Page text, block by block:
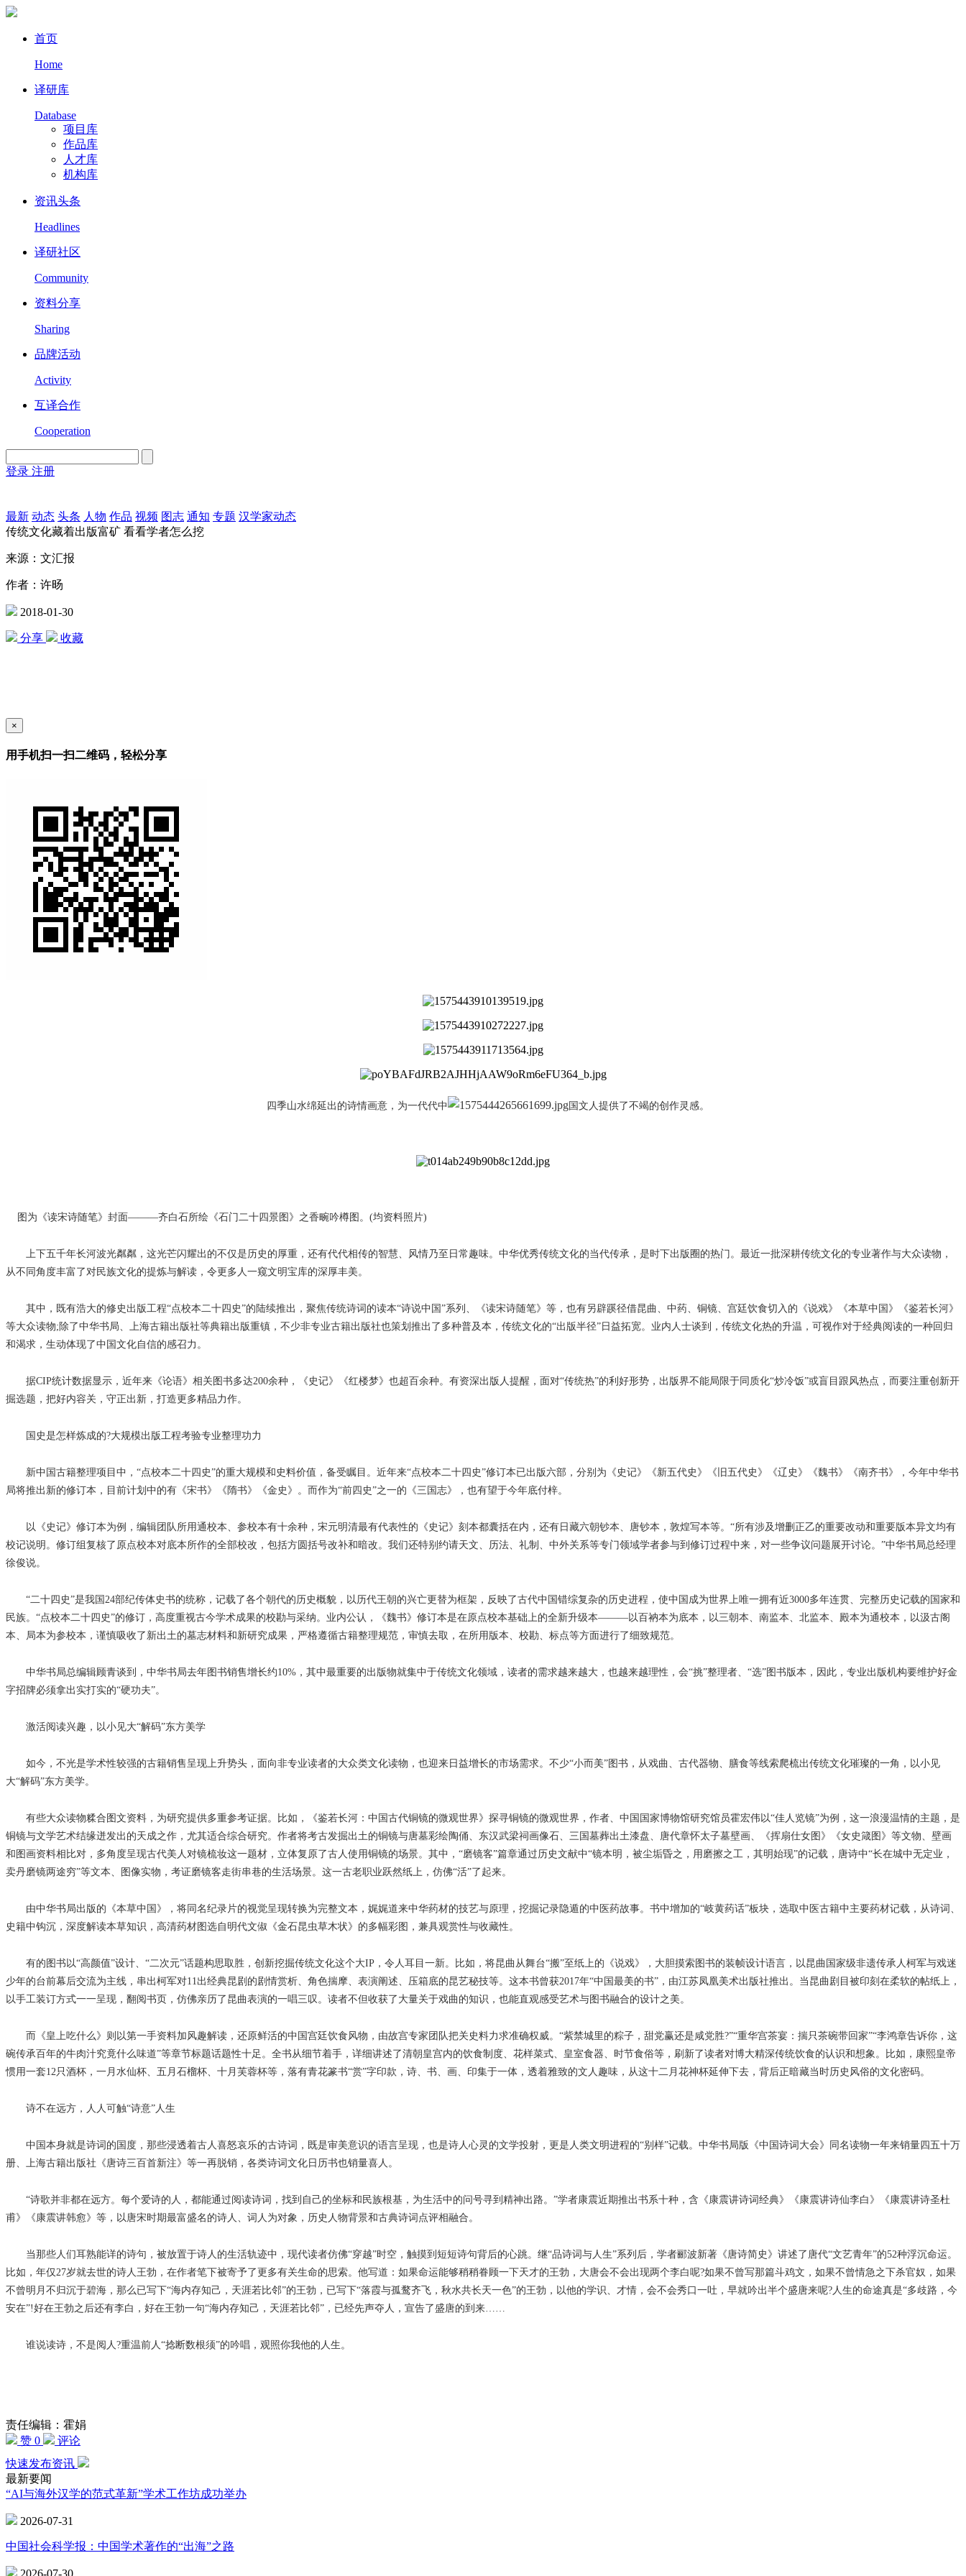
首页
Home
译研库
Database
项目库
作品库
人才库
机构库
资讯头条
Headlines
译研社区
Community
资料分享
Sharing
品牌活动
Activity
互译合作
Cooperation
登录 注册
最新 动态 头条 人物 作品 视频 图志 通知 专题 汉学家动态
传统文化藏着出版富矿 看看学者怎么挖
来源：文汇报
作者：许旸
2018-01-30
分享 收藏
×
用手机扫一扫二维码，轻松分享
四季山水绵延出的诗情画意，为一代代中 国文人提供了不竭的创作灵感。
图为《读宋诗随笔》封面———齐白石所绘《石门二十四景图》之香畹吟樽图。(均资料照片)
上下五千年长河波光粼粼，这光芒闪耀出的不仅是历史的厚重，还有代代相传的智慧、风情乃至日常趣味。中华优秀传统文化的当代传承，是时下出版圈的热门。最近一批深耕传统文化的专业著作与大众读物，
从不同角度丰富了对民族文化的提炼与解读，令更多人一窥文明宝库的深厚丰美。
其中，既有浩大的修史出版工程“点校本二十四史”的陆续推出，聚焦传统诗词的读本“诗说中国”系列、《读宋诗随笔》等，也有另辟蹊径借昆曲、中药、铜镜、宫廷饮食切入的《说戏》《本草中国》《鉴若长河》
等大众读物;除了中华书局、上海古籍出版社等典籍出版重镇，不少非专业古籍出版社也策划推出了多种普及本，传统文化的“出版半径”日益拓宽。业内人士谈到，传统文化热的升温，可视作对于经典阅读的一种回归
和渴求，生动体现了中国文化自信的感召力。
据CIP统计数据显示，近年来《论语》相关图书多达200余种，《史记》《红楼梦》也超百余种。有资深出版人提醒，面对“传统热”的利好形势，出版界不能局限于同质化“炒冷饭”或盲目跟风热点，而要注重创新开
掘选题，把好内容关，守正出新，打造更多精品力作。
国史是怎样炼成的?大规模出版工程考验专业整理功力
新中国古籍整理项目中，“点校本二十四史”的重大规模和史料价值，备受瞩目。近年来“点校本二十四史”修订本已出版六部，分别为《史记》《新五代史》《旧五代史》《辽史》《魏书》《南齐书》，今年中华书
局将推出新的修订本，目前计划中的有《宋书》《隋书》《金史》。而作为“前四史”之一的《三国志》，也有望于今年底付梓。
以《史记》修订本为例，编辑团队所用通校本、参校本有十余种，宋元明清最有代表性的《史记》刻本都囊括在内，还有日藏六朝钞本、唐钞本，敦煌写本等。“所有涉及增删正乙的重要改动和重要版本异文均有
校记说明。修订组复核了原点校本对底本所作的全部校改，包括方圆括号改补和暗改。我们还特别约请天文、历法、礼制、中外关系等专门领域学者参与到修订过程中来，对一些争议问题展开讨论。”中华书局总经理
徐俊说。
“二十四史”是我国24部纪传体史书的统称，记载了各个朝代的历史概貌，以历代王朝的兴亡更替为框架，反映了古代中国错综复杂的历史进程，使中国成为世界上唯一拥有近3000多年连贯、完整历史记载的国家和
民族。“点校本二十四史”的修订，高度重视古今学术成果的校勘与采纳。业内公认，《魏书》修订本是在原点校本基础上的全新升级本———以百衲本为底本，以三朝本、南监本、北监本、殿本为通校本，以汲古阁
本、局本为参校本，谨慎吸收了新出土的墓志材料和新研究成果，严格遵循古籍整理规范，审慎去取，在所用版本、校勘、标点等方面进行了细致规范。
中华书局总编辑顾青谈到，中华书局去年图书销售增长约10%，其中最重要的出版物就集中于传统文化领域，读者的需求越来越大，也越来越理性，会“挑”整理者、“选”图书版本，因此，专业出版机构要维护好金
字招牌必须拿出实打实的“硬功夫”。
激活阅读兴趣，以小见大“解码”东方美学
如今，不光是学术性较强的古籍销售呈现上升势头，面向非专业读者的大众类文化读物，也迎来日益增长的市场需求。不少“小而美”图书，从戏曲、古代器物、膳食等线索爬梳出传统文化璀璨的一角，以小见
大“解码”东方美学。
有些大众读物糅合图文资料，为研究提供多重参考证据。比如，《鉴若长河：中国古代铜镜的微观世界》探寻铜镜的微观世界，作者、中国国家博物馆研究馆员霍宏伟以“佳人览镜”为例，这一浪漫温情的主题，是
铜镜与文学艺术结缘迸发出的天成之作，尤其适合综合研究。作者将考古发掘出土的铜镜与唐墓彩绘陶俑、东汉武梁祠画像石、三国墓葬出土漆盘、唐代章怀太子墓壁画、《挥扇仕女图》《女史箴图》等文物、壁画
和图画资料相比对，多角度呈现古代美人对镜梳妆这一题材，立体复原了古人使用铜镜的场景。其中，“磨镜客”篇章通过历史文献中“镜本明，被尘垢昏之，用磨擦之工，其明始现”的记载，唐诗中“长在城中无定业，
卖丹磨镜两途穷”等文本、图像实物，考证磨镜客走街串巷的生活场景。这一古老职业跃然纸上，仿佛“活”了起来。
由中华书局出版的《本草中国》，将同名纪录片的视觉呈现转换为完整文本，娓娓道来中华药材的技艺与原理，挖掘记录隐遁的中医药故事。书中增加的“岐黄药话”板块，选取中医古籍中主要药材记载，从诗词、
史籍中钩沉，深度解读本草知识，高清药材图选自明代文俶《金石昆虫草木状》的多幅彩图，兼具观赏性与收藏性。
有的图书以“高颜值”设计、“二次元”话题构思取胜，创新挖掘传统文化这个大IP，令人耳目一新。比如，将昆曲从舞台“搬”至纸上的《说戏》，大胆摸索图书的装帧设计语言，以昆曲国家级非遗传承人柯军与戏迷
少年的台前幕后交流为主线，串出柯军对11出经典昆剧的剧情赏析、角色揣摩、表演阐述、压箱底的昆艺秘技等。这本书曾获2017年“中国最美的书”，由江苏凤凰美术出版社推出。当昆曲剧目被印刻在柔软的帖纸上，
以手工装订方式一一呈现，翻阅书页，仿佛亲历了昆曲表演的一唱三叹。读者不但收获了大量关于戏曲的知识，也能直观感受艺术与图书融合的设计之美。
而《皇上吃什么》则以第一手资料加风趣解读，还原鲜活的中国宫廷饮食风物，由故宫专家团队把关史料力求准确权威。“紫禁城里的粽子，甜党赢还是咸党胜?”“重华宫茶宴：揣只茶碗带回家”“李鸿章告诉你，这
碗传承百年的牛肉汁究竟什么味道”等章节标题话题性十足。全书从细节着手，详细讲述了清朝皇宫内的饮食制度、花样菜式、皇室食器、时节食俗等，刷新了读者对博大精深传统饮食的认识和想象。比如，康熙皇帝
惯用一套12只酒杯，一月水仙杯、五月石榴杯、十月芙蓉杯等，落有青花篆书“赏”字印款，诗、书、画、印集于一体，透着雅致的文人趣味，从这十二月花神杯延伸下去，背后正暗藏当时历史风俗的文化密码。
诗不在远方，人人可触“诗意”人生
中国本身就是诗词的国度，那些浸透着古人喜怒哀乐的古诗词，既是审美意识的语言呈现，也是诗人心灵的文学投射，更是人类文明进程的“别样”记载。中华书局版《中国诗词大会》同名读物一年来销量四五十万
册、上海古籍出版社《唐诗三百首新注》等一再脱销，各类诗词文化日历书也销量喜人。
“诗歌并非都在远方。每个爱诗的人，都能通过阅读诗词，找到自己的坐标和民族根基，为生活中的问号寻到精神出路。”学者康震近期推出书系十种，含《康震讲诗词经典》《康震讲诗仙李白》《康震讲诗圣杜
甫》《康震讲韩愈》等，以唐宋时期最富盛名的诗人、词人为对象，历史人物背景和古典诗词点评相融合。
当那些人们耳熟能详的诗句，被放置于诗人的生活轨迹中，现代读者仿佛“穿越”时空，触摸到短短诗句背后的心跳。继“品诗词与人生”系列后，学者郦波新著《唐诗简史》讲述了唐代“文艺青年”的52种浮沉命运。
比如，年仅27岁就去世的诗人王勃，在作者笔下被寄予了更多有关生命的思索。他写道：如果命运能够稍稍眷顾一下天才的王勃，大唐会不会出现两个李白呢?如果不曾写那篇斗鸡文，如果不曾情急之下杀官奴，如果
不曾明月不归沉于碧海，那么已写下“海内存知己，天涯若比邻”的王勃，已写下“落霞与孤鹜齐飞，秋水共长天一色”的王勃，以他的学识、才情，会不会秀口一吐，早就吟出半个盛唐来呢?人生的命途真是“多歧路，今
安在”!好在王勃之后还有李白，好在王勃一句“海内存知己，天涯若比邻”，已经先声夺人，宣告了盛唐的到来……
谁说读诗，不是阅人?重温前人“捻断数根须”的吟唱，观照你我他的人生。
责任编辑：霍娟
赞 0
评论
快速发布资讯
最新要闻
“AI与海外汉学的范式革新”学术工作坊成功举办
2026-07-31
中国社会科学报：中国学术著作的“出海”之路
2026-07-30